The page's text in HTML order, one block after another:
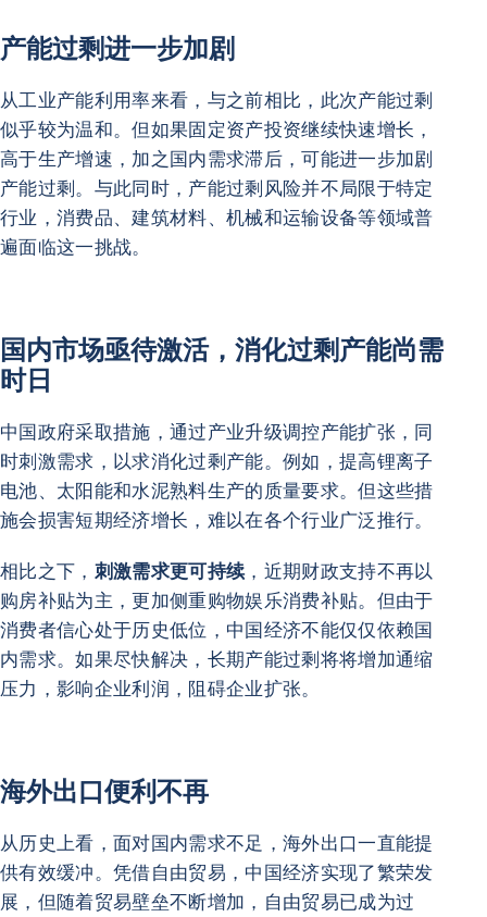
产能过剩进一步加剧
从工业产能利用率来看，与之前相比，此次产能过剩
似乎较为温和。但如果固定资产投资继续快速增长，
高于生产增速，加之国内需求滞后，可能进一步加剧
产能过剩。与此同时，产能过剩风险并不局限于特定
行业，消费品、建筑材料、机械和运输设备等领域普
遍面临这一挑战。
国内市场亟待激活，消化过剩产能尚需
时日
中国政府采取措施，通过产业升级调控产能扩张，同
时刺激需求，以求消化过剩产能。例如，提高锂离子
电池、太阳能和水泥熟料生产的质量要求。但这些措
施会损害短期经济增长，难以在各个行业广泛推行。
相比之下， 刺激需求更可持续，近期财政支持不再以
购房补贴为主，更加侧重购物娱乐消费补贴。但由于
消费者信心处于历史低位，中国经济不能仅仅依赖国
内需求。如果尽快解决，长期产能过剩将将增加通缩
压力，影响企业利润，阻碍企业扩张。
海外出口便利不再
从历史上看，面对国内需求不足，海外出口一直能提
供有效缓冲。凭借自由贸易，中国经济实现了繁荣发
展，但随着贸易壁垒不断增加，自由贸易已成为过